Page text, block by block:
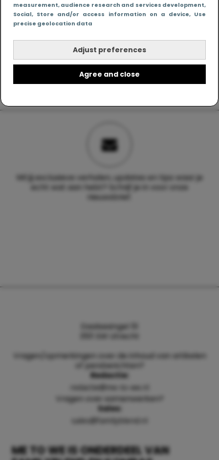
measurement, audience research and services development,
Social, Store and/or access information on a device, Use
precise geolocation data
Adjust preferences
Agree and close
Wil jij exclusieve verhalen, updates en tips waar je
echt wat aan hebt? Schrijf je in voor onze
nieuwsbrief.
ME TO WE IS ONDERDEEL VAN
Daalsesingel 51
3511 SW Utrecht
Vragen/opmerkingen over de inhoud van artikelen
of persberichten?
Redactie:
redactie@me-to-we.nl
Vragen over samenwerken?
Sales:
sales@familyblend.nl